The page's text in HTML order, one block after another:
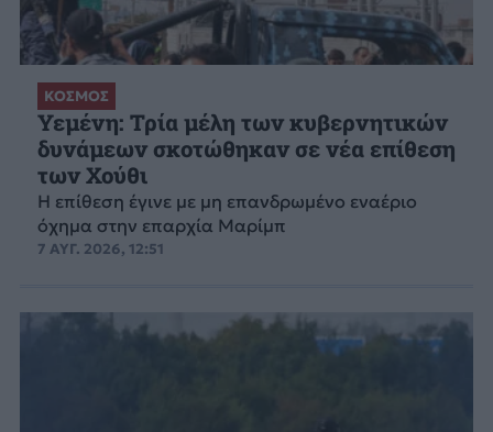
ΚΟΣΜΟΣ
Υεμένη: Τρία μέλη των κυβερνητικών
δυνάμεων σκοτώθηκαν σε νέα επίθεση
των Χούθι
Η επίθεση έγινε με μη επανδρωμένο εναέριο
όχημα στην επαρχία Μαρίμπ
7 ΑΥΓ. 2026, 12:51